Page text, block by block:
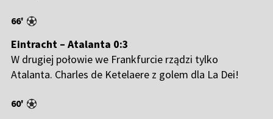
66'
Eintracht – Atalanta 0:3
W drugiej połowie we Frankfurcie rządzi tylko
Atalanta. Charles de Ketelaere z golem dla La Dei!
60'